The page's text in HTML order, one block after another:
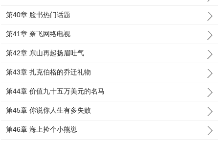
第40章 脸书热门话题
第41章 奈飞网络电视
第42章 东山再起扬眉吐气
第43章 扎克伯格的乔迁礼物
第44章 价值九十五万美元的名马
第45章 你说你人生有多失败
第46章 海上捡个小熊崽